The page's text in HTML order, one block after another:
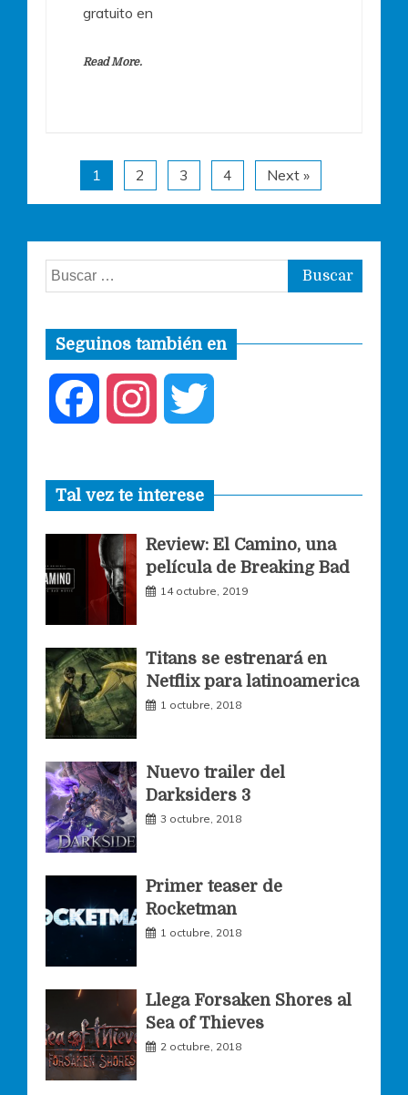
gratuito en
Read More.
1 2 3 4 Next »
Buscar:
Seguinos también en
c
e
b
o
o
s
t
a
g
m
i
t
t
r
Tal vez te interese
Review: El Camino, una
película de Breaking Bad
14 octubre, 2019
Titans se estrenará en
Netflix para latinoamerica
1 octubre, 2018
Nuevo trailer del
Darksiders 3
3 octubre, 2018
Primer teaser de
Rocketman
1 octubre, 2018
Llega Forsaken Shores al
Sea of Thieves
2 octubre, 2018